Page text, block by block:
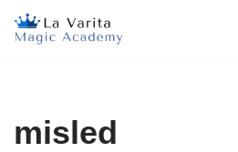
Saltar
misled